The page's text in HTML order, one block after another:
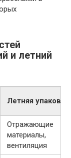
и летний
Летняя упаковка
Отражающие
материалы,
вентиляция